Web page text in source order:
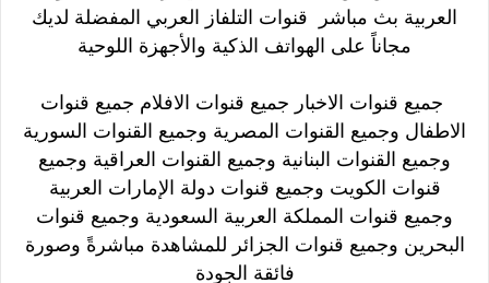
العربية بث مباشر قنوات التلفاز العربي المفضلة لديك
مجاناً على الهواتف الذكية والأجهزة اللوحية
جميع قنوات الاخبار جميع قنوات الافلام جميع قنوات
الاطفال وجميع القنوات المصرية وجميع القنوات السورية
وجميع القنوات البنانية وجميع القنوات العراقية وجميع
قنوات الكويت وجميع قنوات دولة الإمارات العربية
وجميع قنوات المملكة العربية السعودية وجميع قنوات
البحرين وجميع قنوات الجزائر للمشاهدة مباشرةً وصورة
فائقة الجودة